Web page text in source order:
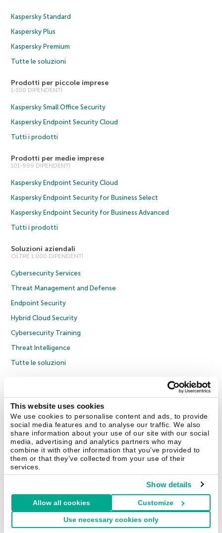
This website uses cookies
We use cookies to personalise content and ads, to provide
social media features and to analyse our traffic. We also
share information about your use of our site with our social
media, advertising and analytics partners who may
combine it with other information that you’ve provided to
them or that they’ve collected from your use of their
services.
Show details
Allow all cookies Customize
Use necessary cookies only
Kaspersky Standard
Kaspersky Plus
Kaspersky Premium
Tutte le soluzioni
Prodotti per piccole imprese
1-100 DIPENDENTI
Kaspersky Small Office Security
Kaspersky Endpoint Security Cloud
Tutti i prodotti
Prodotti per medie imprese
101-999 DIPENDENTI
Kaspersky Endpoint Security Cloud
Kaspersky Endpoint Security for Business Select
Kaspersky Endpoint Security for Business Advanced
Tutti i prodotti
Soluzioni aziendali
OLTRE 1.000 DIPENDENTI
Cybersecurity Services
Threat Management and Defense
Endpoint Security
Hybrid Cloud Security
Cybersecurity Training
Threat Intelligence
Tutte le soluzioni
Informativa sulla privacy
Cookies
Contatti Chi siamo Partner Blog Centro risorse Comunicati stampa
Securelist Eugene Personal Blog Encyclopedia
Italia & Svizzera